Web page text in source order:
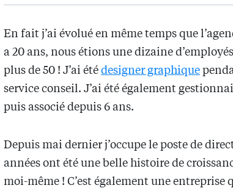
En fait j’ai évolué en même temps que
a 20 ans, nous étions une dizaine
plus de 50 ! J’ai été designer graphique
service conseil. J’ai été également
puis associé depuis 6 ans.
Depuis mai dernier j’occupe le poste de
années ont été une belle histoire de
moi-même ! C’est également une entreprise